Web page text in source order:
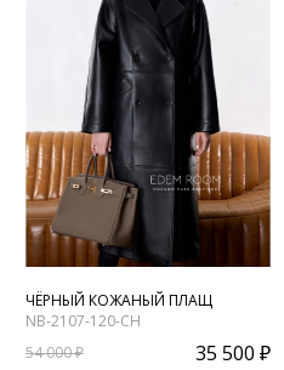
ЧЁРНЫЙ КОЖАНЫЙ ПЛАЩ
NB-2107-120-CH
54 000 ₽
35 500 ₽